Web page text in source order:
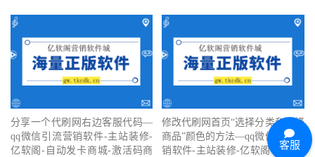
分享一个代刷网右边客服代码—
qq微信引流营销软件-主站装修-
亿软阁-自动发卡商城-激活码商
修改代刷网首页“选择分类和选择
商品”颜色的方法—qq微信引流营
销软件-主站装修-亿软阁-自动发
客服